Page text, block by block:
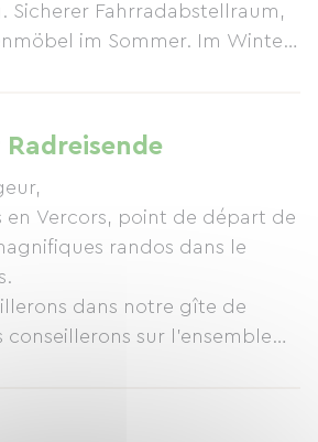
Sicherer Fahrradabstellraum,
im Sommer. Im Winter
und Philippe.
en Vercors, point de départ de
randos dans le
dans notre gîte de
conseillerons sur l'ensemble